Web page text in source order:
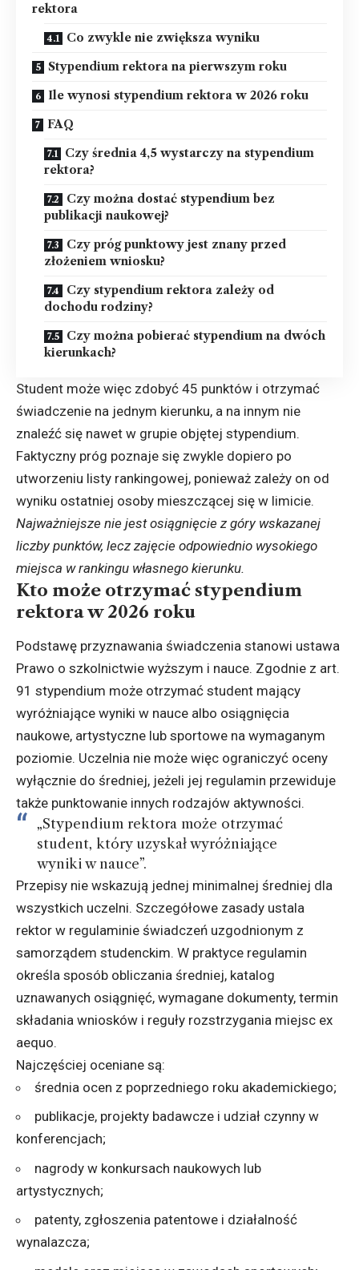
rektora
Co zwykle nie zwiększa wyniku
Stypendium rektora na pierwszym roku
Ile wynosi stypendium rektora w 2026 roku
FAQ
Czy średnia 4,5 wystarczy na stypendium
rektora?
Czy można dostać stypendium bez
publikacji naukowej?
Czy próg punktowy jest znany przed
złożeniem wniosku?
Czy stypendium rektora zależy od
dochodu rodziny?
Czy można pobierać stypendium na dwóch
kierunkach?
Student może więc zdobyć 45 punktów i otrzymać
świadczenie na jednym kierunku, a na innym nie
znaleźć się nawet w grupie objętej stypendium.
Faktyczny próg poznaje się zwykle dopiero po
utworzeniu listy rankingowej, ponieważ zależy on od
wyniku ostatniej osoby mieszczącej się w limicie.
Najważniejsze nie jest osiągnięcie z góry wskazanej
liczby punktów, lecz zajęcie odpowiednio wysokiego
miejsca w rankingu własnego kierunku.
Kto może otrzymać stypendium
rektora w 2026 roku
Podstawę przyznawania świadczenia stanowi ustawa
Prawo o szkolnictwie wyższym i nauce. Zgodnie z art.
91 stypendium może otrzymać student mający
wyróżniające wyniki w nauce albo osiągnięcia
naukowe, artystyczne lub sportowe na wymaganym
poziomie. Uczelnia nie może więc ograniczyć oceny
wyłącznie do średniej, jeżeli jej regulamin przewiduje
także punktowanie innych rodzajów aktywności.
„Stypendium rektora może otrzymać
student, który uzyskał wyróżniające
wyniki w nauce”.
Przepisy nie wskazują jednej minimalnej średniej dla
wszystkich uczelni. Szczegółowe zasady ustala
rektor w regulaminie świadczeń uzgodnionym z
samorządem studenckim. W praktyce regulamin
określa sposób obliczania średniej, katalog
uznawanych osiągnięć, wymagane dokumenty, termin
składania wniosków i reguły rozstrzygania miejsc ex
aequo.
Najczęściej oceniane są:
średnia ocen z poprzedniego roku akademickiego;
publikacje, projekty badawcze i udział czynny w
konferencjach;
nagrody w konkursach naukowych lub
artystycznych;
patenty, zgłoszenia patentowe i działalność
wynalazcza;